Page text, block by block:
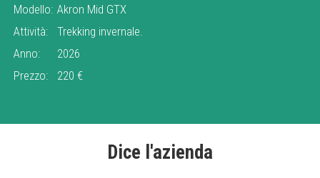
Modello: Akron Mid GTX
Attività:
Trekking invernale.
Anno:
2026
Prezzo:
220 €
Dice l'azienda